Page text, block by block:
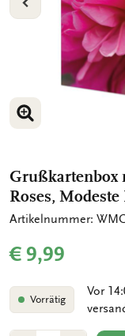
VORIGE
BILD VERGRÖSSERN
BILD VERGRÖSSERN
Grußkartenbox
Roses,
Artikelnummer:
€ 9,99
Vorrätig
Vor